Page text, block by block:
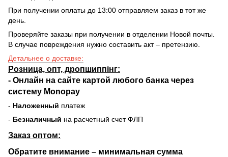
При получении оплаты до 13:00 отправляем заказ в тот же
день.
Проверяйте заказы при получении в отделении Новой почты.
В случае повреждения нужно составить акт – претензию.
Детальнее о доставке:
Розница, опт, дропшиппінг:
- Онлайн на сайте картой любого банка через
систему Monopay
- Наложенный платеж
- Безналичный на расчетный счет ФЛП
Заказ оптом:
Обратите внимание – минимальная сумма